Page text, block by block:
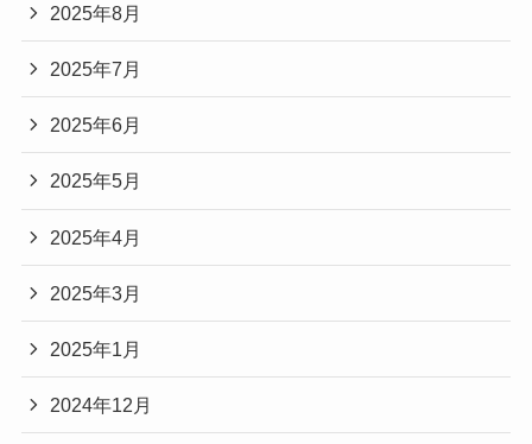
2025年8月
2025年7月
2025年6月
2025年5月
2025年4月
2025年3月
2025年1月
2024年12月